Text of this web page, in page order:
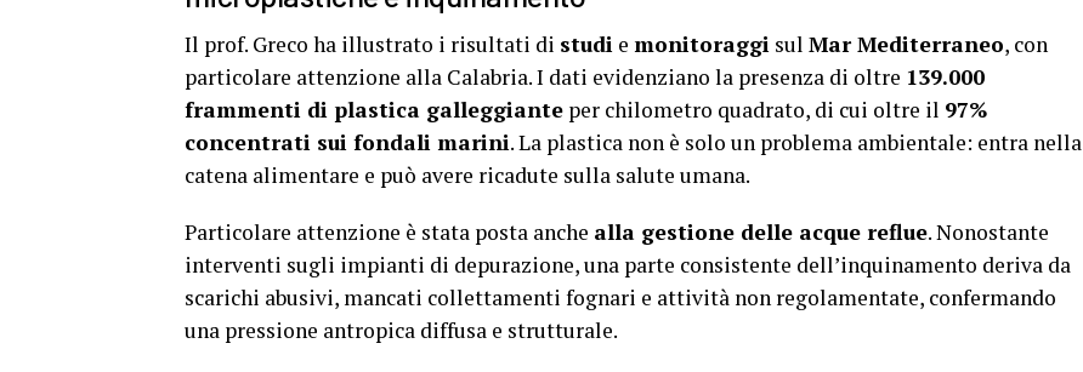
Il prof. Greco ha illustrato i risultati di studi e monitoraggi sul Mar Mediterraneo, con
particolare attenzione alla Calabria. I dati evidenziano la presenza di oltre 139.000
frammenti di plastica galleggiante per chilometro quadrato, di cui oltre il 97%
concentrati sui fondali marini. La plastica non è solo un problema ambientale: entra nella
catena alimentare e può avere ricadute sulla salute umana.
Particolare attenzione è stata posta anche alla gestione delle acque reflue. Nonostante
interventi sugli impianti di depurazione, una parte consistente dell’inquinamento deriva da
scarichi abusivi, mancati collettamenti fognari e attività non regolamentate, confermando
una pressione antropica diffusa e strutturale.